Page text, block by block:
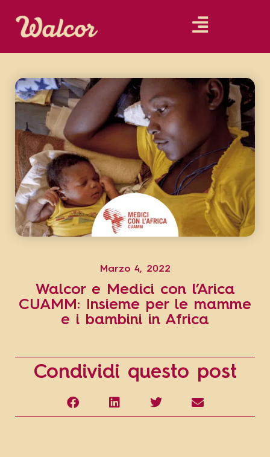
Marzo 4, 2022
Walcor e Medici con l’Arica
CUAMM: Insieme per le mamme
e i bambini in Africa
Condividi questo post